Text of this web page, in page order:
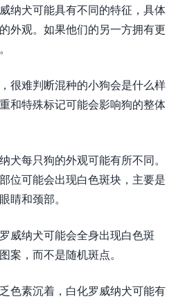
纳犬可能具有不同的特征，具体
外观。如果他们的另一方拥有更
很难判断混种的小狗会是什么样
和特殊标记可能会影响狗的整体
犬每只狗的外观可能有所不同。
位可能会出现白色斑块，主要是
睛和颈部。
威纳犬可能会全身出现白色斑
案，而不是随机斑点。
色素沉着，白化罗威纳犬可能有